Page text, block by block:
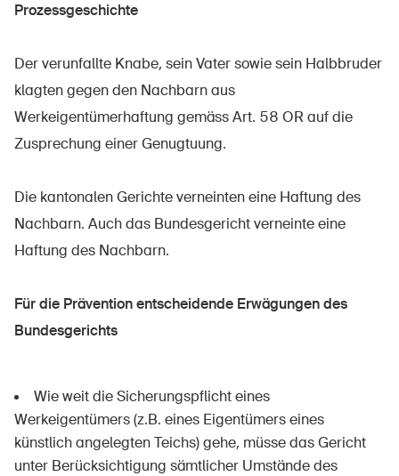
Prozessgeschichte
Der verunfallte Knabe, sein Vater sowie sein Halbbruder
klagten gegen den Nachbarn aus
Werkeigentümerhaftung gemäss Art. 58 OR auf die
Zusprechung einer Genugtuung.
Die kantonalen Gerichte verneinten eine Haftung des
Nachbarn. Auch das Bundesgericht verneinte eine
Haftung des Nachbarn.
Für die Prävention entscheidende Erwägungen des
Bundesgerichts
Wie weit die Sicherungspflicht eines
Werkeigentümers (z.B. eines Eigentümers eines
künstlich angelegten Teichs) gehe, müsse das Gericht
unter Berücksichtigung sämtlicher Umstände des